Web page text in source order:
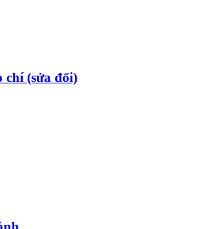
chí (sửa đổi)